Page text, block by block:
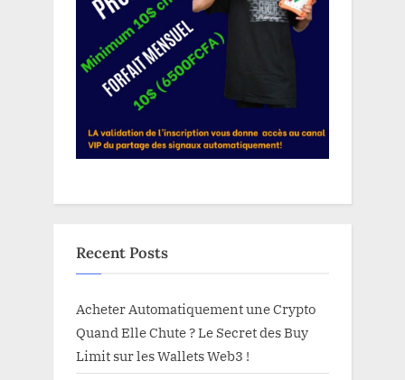
Recent Posts
Acheter Automatiquement une Crypto
Quand Elle Chute ? Le Secret des Buy
Limit sur les Wallets Web3 !